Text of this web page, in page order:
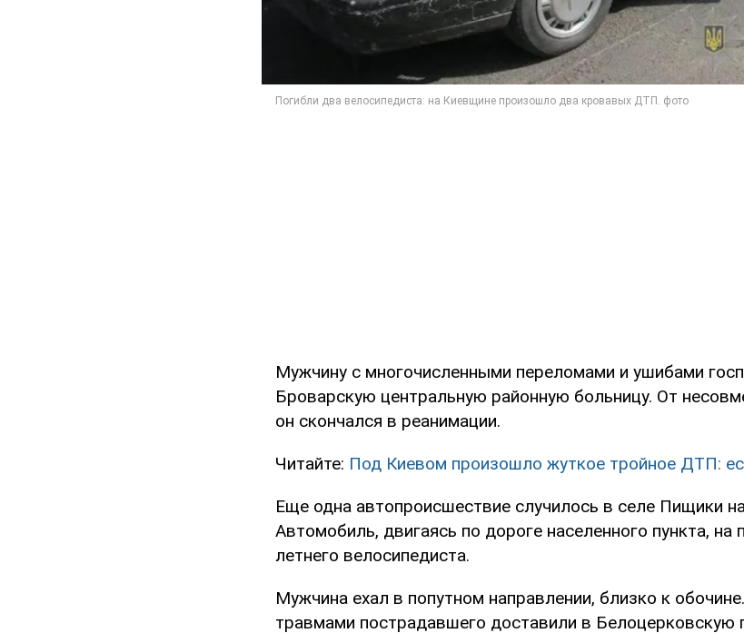
Мужчину с многочисленными переломами и ушибами
Броварскую центральную районную больницу. От
он скончался в реанимации.
Читайте: Под Киевом произошло жуткое тройное ДТП:
Еще одна автопроисшествие случилось в селе Пищики
Автомобиль, двигаясь по дороге населенного пункта, на
летнего велосипедиста.
Мужчина ехал в попутном направлении, близко к
травмами пострадавшего доставили в Белоцерковскую